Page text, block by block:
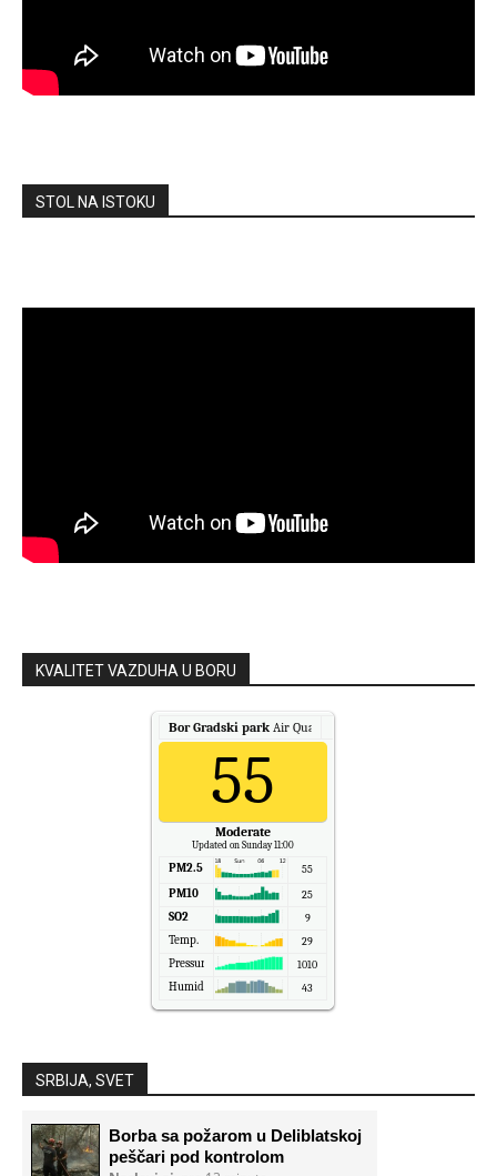
STOL NA ISTOKU
KVALITET VAZDUHA U BORU
Bor Gradski park Air Quality.
55
Moderate
Updated on Sunday 11:00
PM2.5 55
PM10 25
SO2 9
Temp. 29
Pressure 1010
Humidity 43
SRBIJA, SVET